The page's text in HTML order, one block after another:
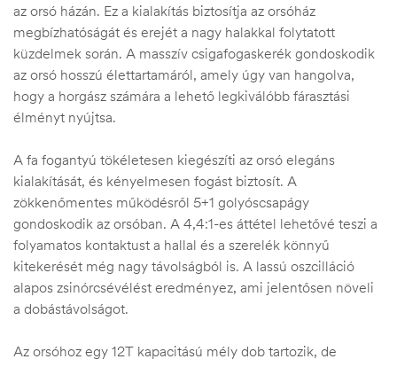
az orsó házán. Ez a kialakítás biztosítja az orsóház
megbízhatóságát és erejét a nagy halakkal folytatott
küzdelmek során. A masszív csigafogaskerék gondoskodik
az orsó hosszú élettartamáról, amely úgy van hangolva,
hogy a horgász számára a lehető legkiválóbb fárasztási
élményt nyújtsa.
A fa fogantyú tökéletesen kiegészíti az orsó elegáns
kialakítását, és kényelmesen fogást biztosít. A
zökkenőmentes működésről 5+1 golyóscsapágy
gondoskodik az orsóban. A 4,4:1-es áttétel lehetővé teszi a
folyamatos kontaktust a hallal és a szerelék könnyű
kitekerését még nagy távolságból is. A lassú oszcilláció
alapos zsinórcsévélést eredményez, ami jelentősen növeli
a dobástávolságot.
Az orsóhoz egy 12T kapacitású mély dob tartozik, de